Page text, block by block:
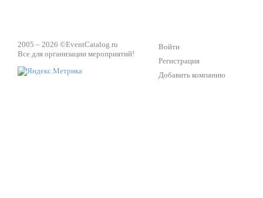
2005 – 2026 ©EventCatalog.ru
Все для организации мероприятий!
Войти
Регистрация
Добавить компанию